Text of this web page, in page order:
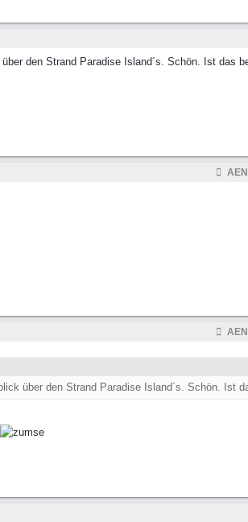
den Strand Paradise Island´s. Schön. Ist das
über den Strand Paradise Island´s. Schön. Ist